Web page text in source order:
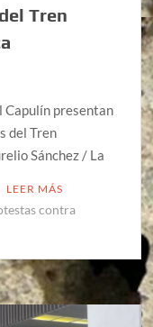
Tren
Capulín presentan
del Tren
Sánchez / La
LEER MÁS
contra